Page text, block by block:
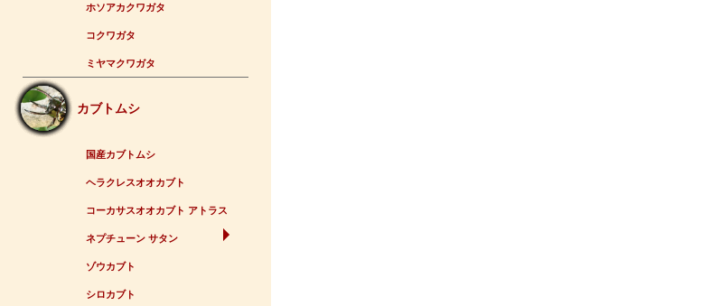
ホソアカクワガタ
コクワガタ
ミヤマクワガタ
カブトムシ
国産カブトムシ
ヘラクレスオオカブト
コーカサスオオカブト アトラス
ネプチューン サタン
ゾウカブト
シロカブト